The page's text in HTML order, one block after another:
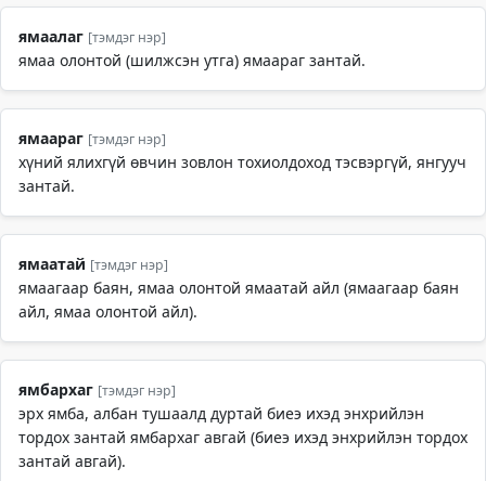
ямаалаг [тэмдэг нэр]
ямаа олонтой (шилжсэн утга) ямаараг зантай.
ямаараг [тэмдэг нэр]
хүний ялихгүй өвчин зовлон тохиолдоход тэсвэргүй, янгууч
зантай.
ямаатай [тэмдэг нэр]
ямаагаар баян, ямаа олонтой ямаатай айл (ямаагаар баян
айл, ямаа олонтой айл).
ямбархаг [тэмдэг нэр]
эрх ямба, албан тушаалд дуртай биеэ ихэд энхрийлэн
тордох зантай ямбархаг авгай (биеэ ихэд энхрийлэн тордох
зантай авгай).